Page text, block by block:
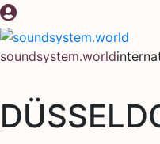
Skip
to
content
soundsystem.world